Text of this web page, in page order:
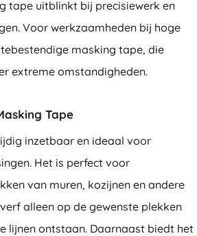
tape uitblinkt bij precisiewerk en
Voor werkzaamheden bij hoge
masking tape, die
extreme omstandigheden.
Tape
inzetbaar en ideaal voor
Het is perfect voor
van muren, kozijnen en andere
alleen op de gewenste plekken
lijnen ontstaan. Daarnaast biedt het